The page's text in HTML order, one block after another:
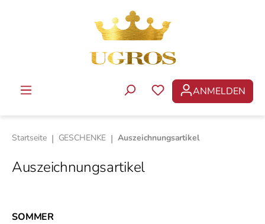
DU HAST 0
ANMELDEN
Startseite | GESCHENKE | Auszeichnungsartikel
Auszeichnungsartikel
SOMMER